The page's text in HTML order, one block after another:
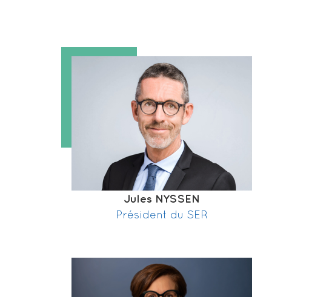
Jules NYSSEN
Président du SER